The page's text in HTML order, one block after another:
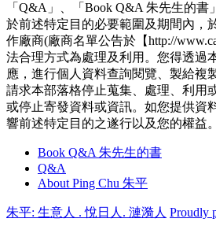
「Q&A」、「Book Q&A 朱先生的書
於前述特定目的必要範圍及期間內，
作廠商(廠商名單公告於【http://
法合理方式為處理及利用。您得透過
應，進行個人資料查詢閱覽、製給複
請求本部落格停止蒐集、處理、利用
或停止寄發資料或資訊。如您提供資
響前述特定目的之遂行以及您的權益。
Book Q&A 朱先生的書
Q&A
About Ping Chu 朱平
朱平: 生意人 . 悅日人. 漣漪人 Proudly